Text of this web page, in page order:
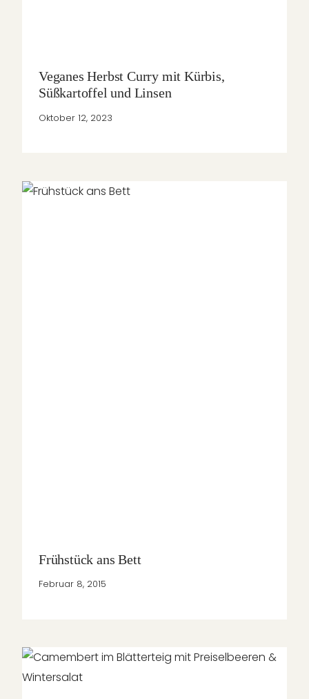
Veganes Herbst Curry mit Kürbis,
Süßkartoffel und Linsen
Oktober 12, 2023
Frühstück ans Bett
Februar 8, 2015